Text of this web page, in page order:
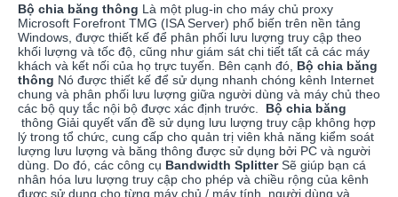
Bộ chia băng thông Là một plug-in cho máy chủ proxy
Microsoft Forefront TMG (ISA Server) phổ biến trên nền tảng
Windows, được thiết kế để phân phối lưu lượng truy cập theo
khối lượng và tốc độ, cũng như giám sát chi tiết tất cả các máy
khách và kết nối của họ trực tuyến. Bên cạnh đó, Bộ chia băng
thông Nó được thiết kế để sử dụng nhanh chóng kênh Internet
chung và phân phối lưu lượng giữa người dùng và máy chủ theo
các bộ quy tắc nội bộ được xác định trước. Bộ chia băng
thông Giải quyết vấn đề sử dụng lưu lượng truy cập không hợp
lý trong tổ chức, cung cấp cho quản trị viên khả năng kiểm soát
lượng lưu lượng và băng thông được sử dụng bởi PC và người
dùng. Do đó, các công cụ Bandwidth SplitterSẽ giúp bạn cá
nhân hóa lưu lượng truy cập cho phép và chiều rộng của kênh
được sử dụng cho từng máy chủ / máy tính, người dùng và